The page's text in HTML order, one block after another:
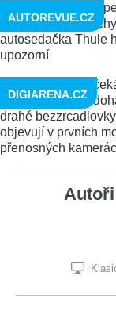
AUTOREVUE.CZ
DIGIARENA.CZ
Autoři